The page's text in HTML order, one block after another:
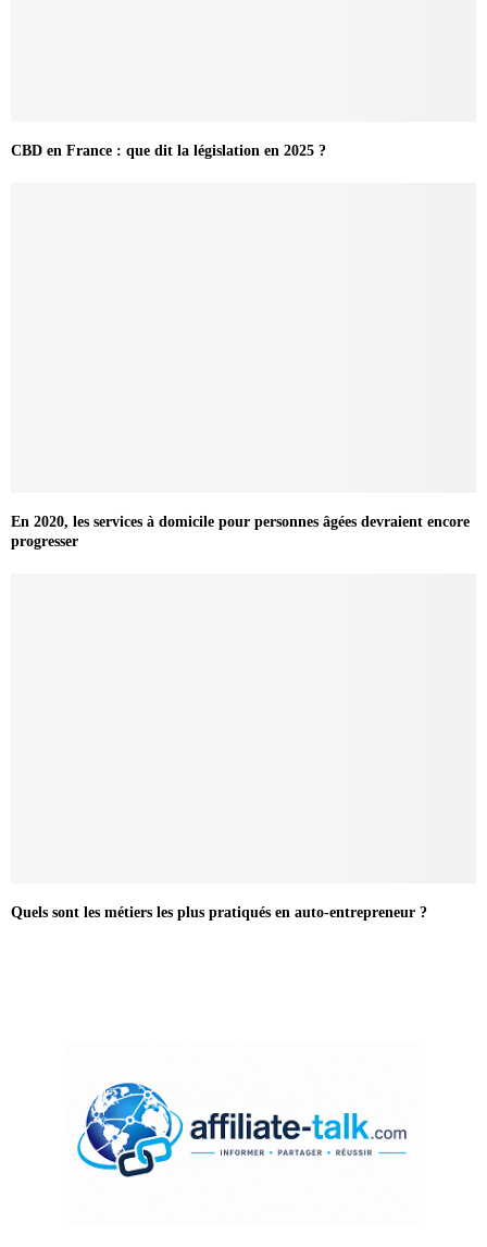
CBD en France : que dit la législation en 2025 ?
En 2020, les services à domicile pour personnes âgées devraient encore
progresser
Quels sont les métiers les plus pratiqués en auto-entrepreneur ?